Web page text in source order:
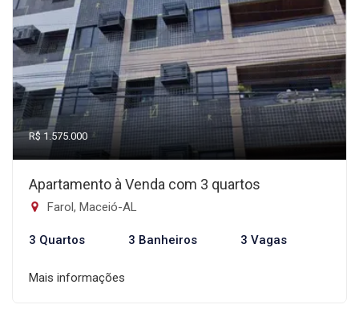
R$ 1.575.000
Apartamento à Venda com 3 quartos
Farol, Maceió-AL
3 Quartos 3 Banheiros 3 Vagas
Mais informações